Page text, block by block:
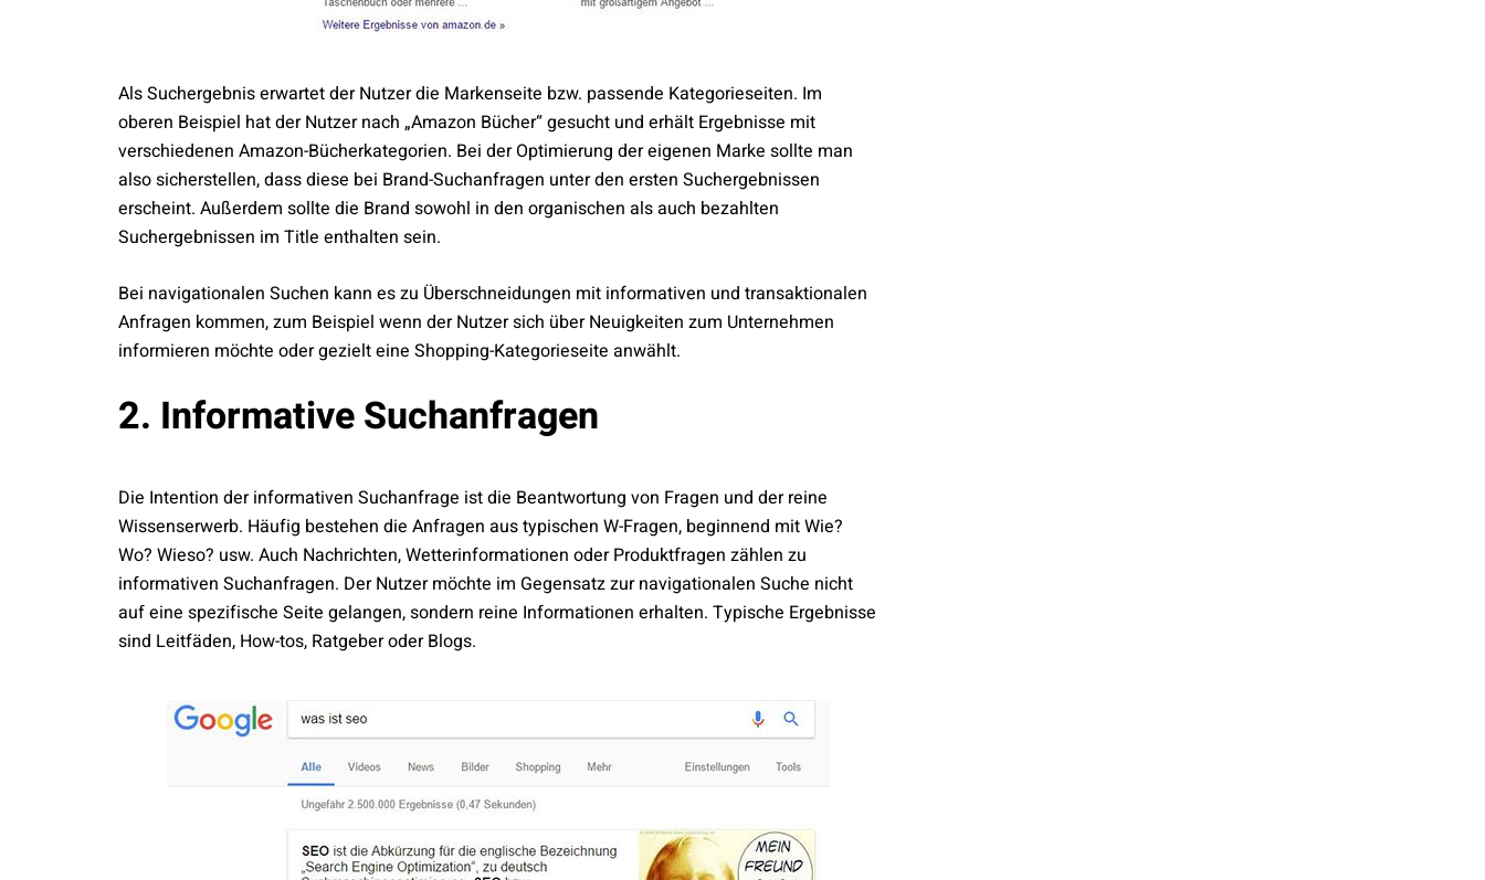
Als Suchergebnis erwartet der Nutzer die Markenseite bzw. passende Kategorieseiten. Im
oberen Beispiel hat der Nutzer nach „Amazon Bücher“ gesucht und erhält Ergebnisse mit
verschiedenen Amazon-Bücherkategorien. Bei der Optimierung der eigenen Marke sollte man
also sicherstellen, dass diese bei Brand-Suchanfragen unter den ersten Suchergebnissen
erscheint. Außerdem sollte die Brand sowohl in den organischen als auch bezahlten
Suchergebnissen im Title enthalten sein.
Bei navigationalen Suchen kann es zu Überschneidungen mit informativen und transaktionalen
Anfragen kommen, zum Beispiel wenn der Nutzer sich über Neuigkeiten zum Unternehmen
informieren möchte oder gezielt eine Shopping-Kategorieseite anwählt.
2. Informative Suchanfragen
Die Intention der informativen Suchanfrage ist die Beantwortung von Fragen und der reine
Wissenserwerb. Häufig bestehen die Anfragen aus typischen W-Fragen, beginnend mit Wie?
Wo? Wieso? usw. Auch Nachrichten, Wetterinformationen oder Produktfragen zählen zu
informativen Suchanfragen. Der Nutzer möchte im Gegensatz zur navigationalen Suche nicht
auf eine spezifische Seite gelangen, sondern reine Informationen erhalten. Typische Ergebnisse
sind Leitfäden, How-tos, Ratgeber oder Blogs.